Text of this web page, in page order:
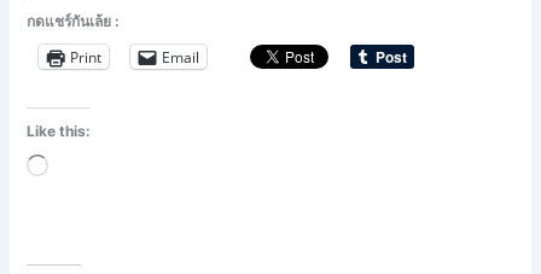
กดแชร์กันเล้ย :
Print Email
Like this:
Loading…